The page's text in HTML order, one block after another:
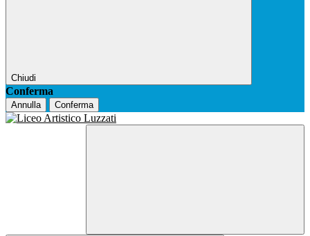
Chiudi
Conferma
Annulla Conferma